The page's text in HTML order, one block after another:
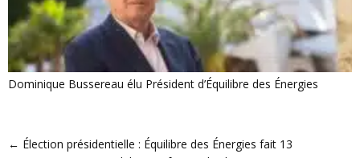
Dominique Bussereau élu Président d’Équilibre des Énergies
← Élection présidentielle : Équilibre des Énergies fait 13